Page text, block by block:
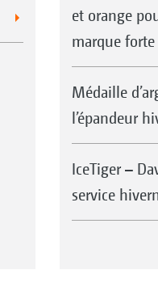
et orange
marque forte
Médaille
l’épandeur
IceTiger –
service